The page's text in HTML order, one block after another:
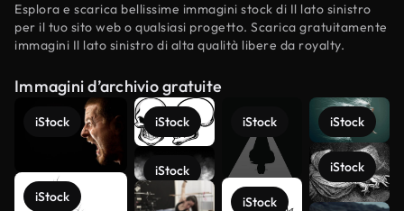
Esplora e scarica bellissime immagini stock di Il lato sinistro
per il tuo sito web o qualsiasi progetto. Scarica gratuitamente
immagini Il lato sinistro di alta qualità libere da royalty.
Immagini d’archivio gratuite
iStock
iStock
iStock
iStock
iStock
iStock
iStock
iStock